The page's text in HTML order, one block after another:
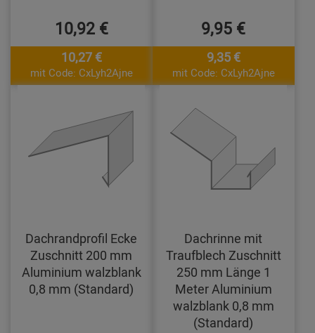
10,92 €
10,27 €
mit Code: CxLyh2Ajne
9,95 €
9,35 €
mit Code: CxLyh2Ajne
Dachrandprofil Ecke
Zuschnitt 200 mm
Aluminium walzblank
0,8 mm (Standard)
Dachrinne mit
Traufblech Zuschnitt
250 mm Länge 1
Meter Aluminium
walzblank 0,8 mm
(Standard)